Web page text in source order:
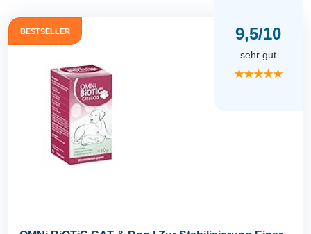
BESTSELLER 9,5/10
sehr gut
★★★★★